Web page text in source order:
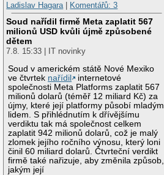
Ladislav Hagara| Komentářů: 3
Soud nařídil firmě Meta zaplatit 567
milionů USD kvůli újmě způsobené
dětem
7.8. 15:33 | IT novinky
Soud v americkém státě Nové Mexiko
ve čtvrtek nařídil
internetové
společnosti Meta Platforms zaplatit 567
milionů dolarů (téměř 12 miliard Kč) za
újmy, které její platformy působí mladým
lidem. S přihlédnutím k dřívějšímu
verdiktu tak má společnost celkem
zaplatit 942 milionů dolarů, což je malý
zlomek jejího ročního výnosu, který loni
činil 60 miliard dolarů. Čtvrteční verdikt
firmě také nařizuje, aby změnila způsob,
jakým její